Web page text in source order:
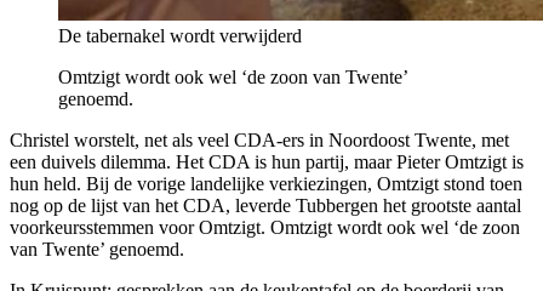
De tabernakel wordt verwijderd
Omtzigt wordt ook wel ‘de zoon van Twente’
genoemd.
Christel worstelt, net als veel CDA-ers in Noordoost Twente, met
een duivels dilemma. Het CDA is hun partij, maar Pieter Omtzigt is
hun held. Bij de vorige landelijke verkiezingen, Omtzigt stond toen
nog op de lijst van het CDA, leverde Tubbergen het grootste aantal
voorkeursstemmen voor Omtzigt. Omtzigt wordt ook wel ‘de zoon
van Twente’ genoemd.